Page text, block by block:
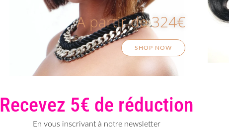
A partir de 324€
SHOP NOW
Recevez 5€ de réduction
En vous inscrivant à notre newsletter